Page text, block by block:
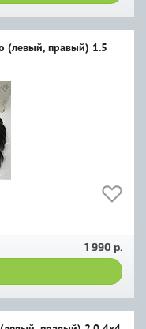
(левый, правый) 1.5
1 990 р.